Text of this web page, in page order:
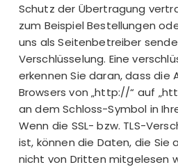
Schutz der Übertragung
zum Beispiel Bestellungen
uns als Seitenbetreiber
Verschlüsselung. Eine
erkennen Sie daran, dass die
Browsers von „http://“ auf
an dem Schloss-Symbol in
Wenn die SSL- bzw. TLS-
ist, können die Daten, die Sie
nicht von Dritten mitgelesen